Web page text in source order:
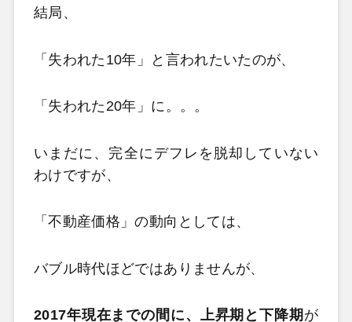
結局、
「失われた10年」と言われたいたのが、
「失われた20年」に。。。
いまだに、完全にデフレを脱却していない
わけですが、
「不動産価格」の動向としては、
バブル時代ほどではありませんが、
2017年現在までの間に、上昇期と下降期 が